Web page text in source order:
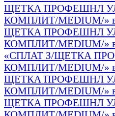
ЩЕТКА ПРОФЕШНЛ
КОМПЛИТ/MEDIUM/»
ЩЕТКА ПРОФЕШНЛ
КОМПЛИТ/MEDIUM/» в
«СПЛАТ З/ЩЕТКА
КОМПЛИТ/MEDIUM/» в
ЩЕТКА ПРОФЕШНЛ
КОМПЛИТ/MEDIUM/» в
ЩЕТКА ПРОФЕШНЛ